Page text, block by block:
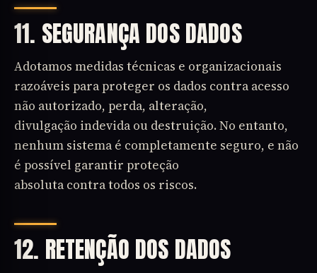
11. SEGURANÇA DOS DADOS
Adotamos medidas técnicas e organizacionais
razoáveis para proteger os dados contra acesso
não autorizado, perda, alteração,
divulgação indevida ou destruição. No entanto,
nenhum sistema é completamente seguro, e não
é possível garantir proteção
absoluta contra todos os riscos.
12. RETENÇÃO DOS DADOS